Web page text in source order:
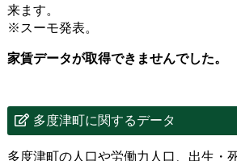
来ます。
※スーモ発表。
家賃データが取得できませんでした。
多度津町に関するデータ
多度津町の人口や労働力人口、出生・